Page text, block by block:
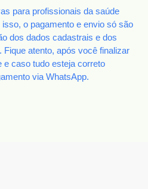
para profissionais da saúde
o pagamento e envio só são
dos dados cadastrais e dos
Fique atento, após você finalizar
e caso tudo esteja correto
via WhatsApp.